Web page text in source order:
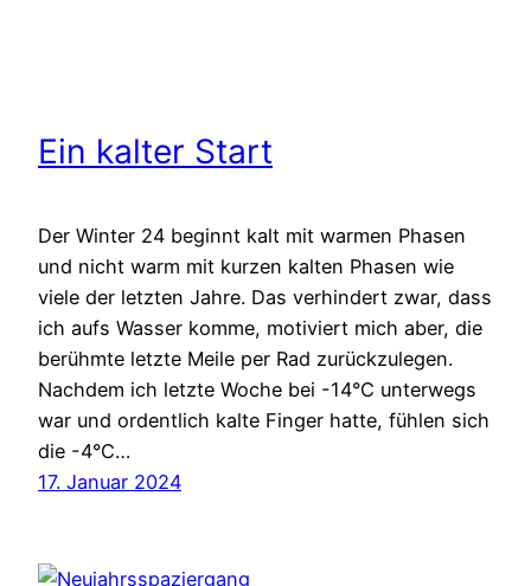
Ein kalter Start
Der Winter 24 beginnt kalt mit warmen Phasen
und nicht warm mit kurzen kalten Phasen wie
viele der letzten Jahre. Das verhindert zwar, dass
ich aufs Wasser komme, motiviert mich aber, die
berühmte letzte Meile per Rad zurückzulegen.
Nachdem ich letzte Woche bei -14°C unterwegs
war und ordentlich kalte Finger hatte, fühlen sich
die -4°C…
17. Januar 2024